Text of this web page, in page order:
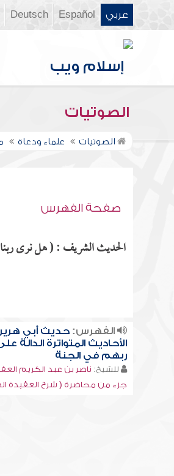
عربي Español
Deutsch
الصوتيات
الصوتيات علماء ودعاة
صفحة الفهرس
الحديث الشريف : ( هل نرى
الفهرس:حديث أبي
الأحاديث المتواترة الدالة
ربهم في الجنة
للشيخ: ناصر بن عبد الكريم
جزء من محاضرة ( شرح العقيدة